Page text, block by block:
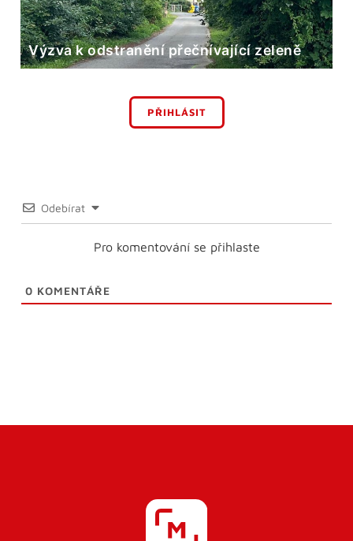
Výzva k odstranění přečnívající zeleně
PŘIHLÁSIT
Odebírat
Pro komentování se přihlaste
0 KOMENTÁŘE